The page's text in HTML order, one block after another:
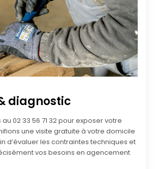
diagnostic
02 33 56 71 32 pour exposer votre
une visite gratuite à votre domicile
d’évaluer les contraintes techniques et
vos besoins en agencement